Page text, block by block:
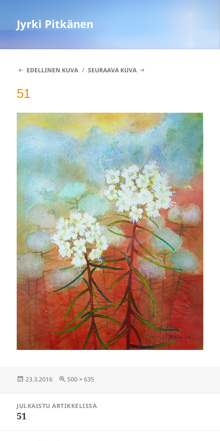
Jyrki Pitkänen
EDELLINEN KUVA SEURAAVA KUVA
51
Julkaistu
23.3.2016 Täysikokoinen
500 × 635
selaus
JULKAISTU ARTIKKELISSA
51